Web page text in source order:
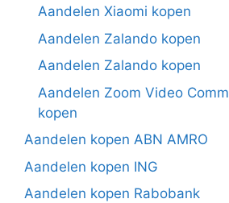
Aandelen Xiaomi kopen
Aandelen Zalando kopen
Aandelen Zalando kopen
Aandelen Zoom Video
kopen
Aandelen kopen ABN AMRO
Aandelen kopen ING
Aandelen kopen Rabobank